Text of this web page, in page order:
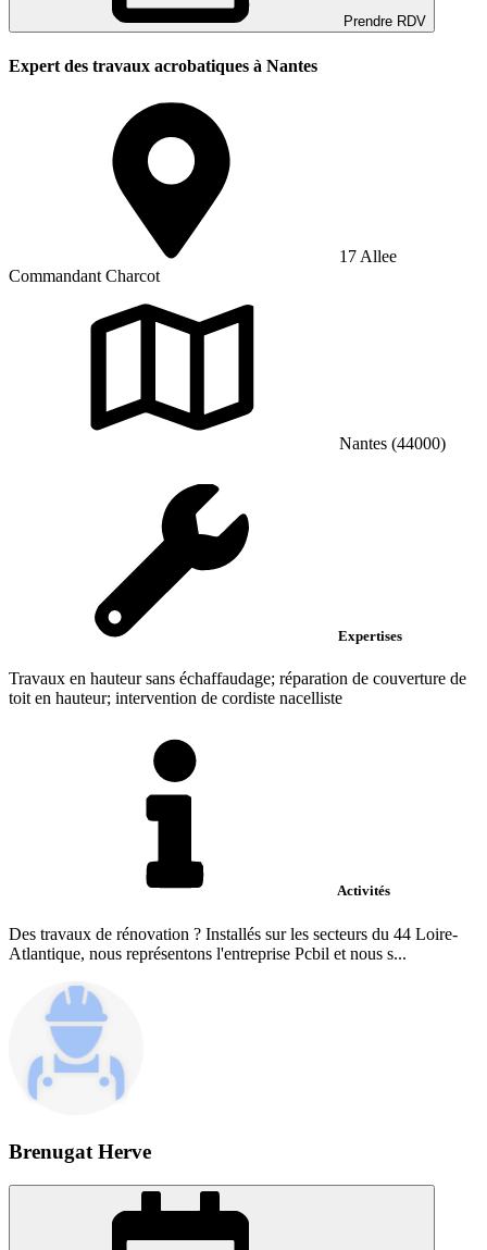
Prendre RDV
Expert des travaux acrobatiques à Nantes
17 Allee
Commandant Charcot
Nantes (44000)
Expertises
Travaux en hauteur sans échaffaudage; réparation de couverture de
toit en hauteur; intervention de cordiste nacelliste
Activités
Des travaux de rénovation ? Installés sur les secteurs du 44 Loire-
Atlantique, nous représentons l'entreprise Pcbil et nous s...
Brenugat Herve